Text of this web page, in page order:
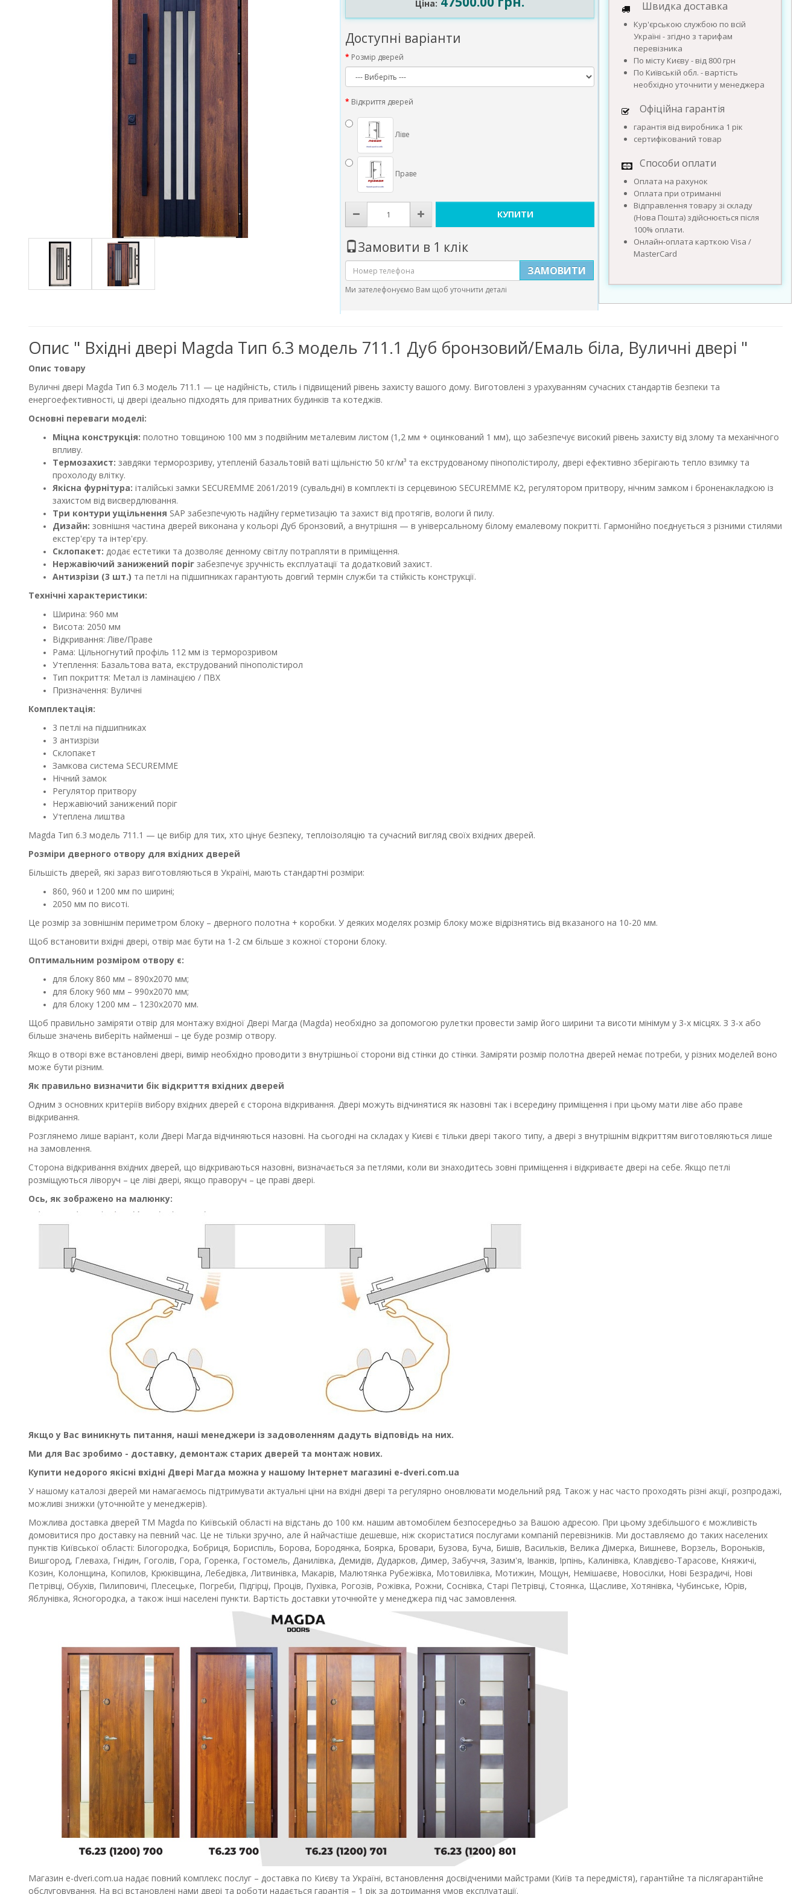
Ціна:
Доступні варіанти
Розмір дверей
Відкриття дверей
Ліве
Праве
КУПИТИ
Замовити в 1 клік
ЗАМОВИТИ
Ми зателефонуємо Вам щоб уточнити деталі
Швидка доставка
Кур'єрською службою по всій
Україні - згідно з тарифам
перевізника
По місту Києву - від 800 грн
По Київській обл. - вартість
необхідно уточнити у менеджера
Офіційна гарантія
гарантія від виробника 1 рік
сертифікований товар
Способи оплати
Оплата на рахунок
Оплата при отриманні
Відправлення товару зі складу
(Нова Пошта) здійснюється після
100% оплати.
Онлайн-оплата карткою Visa /
MasterCard
Опис " Вхідні двері Magda Тип 6.3 модель 711.1 Дуб бронзовий/Емаль біла, Вуличні двері "
Опис товару
Вуличні двері Magda Тип 6.3 модель 711.1 — це надійність, стиль і підвищений рівень захисту вашого дому. Виготовлені з урахуванням сучасних стандартів безпеки та
енергоефективності, ці двері ідеально підходять для приватних будинків та котеджів.
Основні переваги моделі:
Міцна конструкція: полотно товщиною 100 мм з подвійним металевим листом (1,2 мм + оцинкований 1 мм), що забезпечує високий рівень захисту від злому та механічного
впливу.
Термозахист: завдяки терморозриву, утепленій базальтовій ваті щільністю 50 кг/м³ та екструдованому пінополістиролу, двері ефективно зберігають тепло взимку та
прохолоду влітку.
Якісна фурнітура: італійські замки SECUREMME 2061/2019 (сувальдні) в комплекті із серцевиною SECUREMME K2, регулятором притвору, нічним замком і броненакладкою із
захистом від висвердлювання.
Три контури ущільнення SAP забезпечують надійну герметизацію та захист від протягів, вологи й пилу.
Дизайн: зовнішня частина дверей виконана у кольорі Дуб бронзовий, а внутрішня — в універсальному білому емалевому покритті. Гармонійно поєднується з різними стилями
екстер'єру та інтер'єру.
Склопакет: додає естетики та дозволяє денному світлу потрапляти в приміщення.
Нержавіючий занижений поріг забезпечує зручність експлуатації та додатковий захист.
Антизрізи (3 шт.) та петлі на підшипниках гарантують довгий термін служби та стійкість конструкції.
Технічні характеристики:
Ширина: 960 мм
Висота: 2050 мм
Відкривання: Ліве/Праве
Рама: Цільногнутий профіль 112 мм із терморозривом
Утеплення: Базальтова вата, екструдований пінополістирол
Тип покриття: Метал із ламінацією / ПВХ
Призначення: Вуличні
Комплектація:
3 петлі на підшипниках
3 антизрізи
Склопакет
Замкова система SECUREMME
Нічний замок
Регулятор притвору
Нержавіючий занижений поріг
Утеплена лиштва
Magda Тип 6.3 модель 711.1 — це вибір для тих, хто цінує безпеку, теплоізоляцію та сучасний вигляд своїх вхідних дверей.
Розміри дверного отвору для вхідних дверей
Більшість дверей, які зараз виготовляються в Україні, мають стандартні розміри:
860, 960 и 1200 мм по ширині;
2050 мм по висоті.
Це розмір за зовнішнім периметром блоку – дверного полотна + коробки. У деяких моделях розмір блоку може відрізнятись від вказаного на 10-20 мм.
Щоб встановити вхідні двері, отвір має бути на 1-2 см більше з кожної сторони блоку.
Оптимальним розміром отвору є:
для блоку 860 мм – 890х2070 мм;
для блоку 960 мм – 990х2070 мм;
для блоку 1200 мм – 1230х2070 мм.
Щоб правильно заміряти отвір для монтажу вхідної Двері Магда (Magda) необхідно за допомогою рулетки провести замір його ширини та висоти мінімум у 3-х місцях. З 3-х або
більше значень виберіть найменші – це буде розмір отвору.
Якщо в отворі вже встановлені двері, вимір необхідно проводити з внутрішньої сторони від стінки до стінки. Заміряти розмір полотна дверей немає потреби, у різних моделей воно
може бути різним.
Як правильно визначити бік відкриття вхідних дверей
Одним з основних критеріїв вибору вхідних дверей є сторона відкривання. Двері можуть відчинятися як назовні так і всередину приміщення і при цьому мати ліве або праве
відкривання.
Розглянемо лише варіант, коли Двері Магда відчиняються назовні. На сьогодні на складах у Києві є тільки двері такого типу, а двері з внутрішнім відкриттям виготовляються лише
на замовлення.
Сторона відкривання вхідних дверей, що відкриваються назовні, визначається за петлями, коли ви знаходитесь зовні приміщення і відкриваєте двері на себе. Якщо петлі
розміщуються ліворуч – це ліві двері, якщо праворуч – це праві двері.
Ось, як зображено на малюнку:
Якщо у Вас виникнуть питання, наші менеджери із задоволенням дадуть відповідь на них.
Ми для Вас зробимо - доставку, демонтаж старих дверей та монтаж нових.
Купити недорого якісні вхідні Двері Магда можна у нашому Інтернет магазині e-dveri.com.ua
У нашому каталозі дверей ми намагаємось підтримувати актуальні ціни на вхідні двері та регулярно оновлювати модельний ряд. Також у нас часто проходять різні акції, розпродажі,
можливі знижки (уточнюйте у менеджерів).
Можлива доставка дверей ТМ Magda по Київській області на відстань до 100 км. нашим автомобілем безпосередньо за Вашою адресою. При цьому здебільшого є можливість
домовитися про доставку на певний час. Це не тільки зручно, але й найчастіше дешевше, ніж скористатися послугами компаній перевізників. Ми доставляємо до таких населених
пунктів Київської області: Білогородка, Бобриця, Бориспіль, Борова, Бородянка, Боярка, Бровари, Бузова, Буча, Бишів, Васильків, Велика Дімерка, Вишневе, Ворзель, Вороньків,
Вишгород, Глеваха, Гнідин, Гоголів, Гора, Горенка, Гостомель, Данилівка, Демидів, Дударков, Димер, Забуччя, Зазим'я, Іванків, Ірпінь, Калинівка, Клавдієво-Тарасове, Княжичі,
Козин, Колонщина, Копилов, Крюківщина, Лебедівка, Литвинівка, Макарів, Малютянка Рубежівка, Мотовилівка, Мотижин, Мощун, Немішаєве, Новосілки, Нові Безрадичі, Нові
Петрівці, Обухів, Пилиповичі, Плесецьке, Погреби, Підгірці, Проців, Пухівка, Рогозів, Рожівка, Рожни, Соснівка, Старі Петрівці, Стоянка, Щасливе, Хотянівка, Чубинське, Юрів,
Яблунівка, Ясногородка, а також інші населені пункти. Вартість доставки уточнюйте у менеджера під час замовлення.
Магазин e-dveri.com.ua надає повний комплекс послуг – доставка по Києву та Україні, встановлення досвідченими майстрами (Київ та передмістя), гарантійне та післягарантійне
обслуговування. На всі встановлені нами двері та роботи надається гарантія – 1 рік за дотримання умов експлуатації.